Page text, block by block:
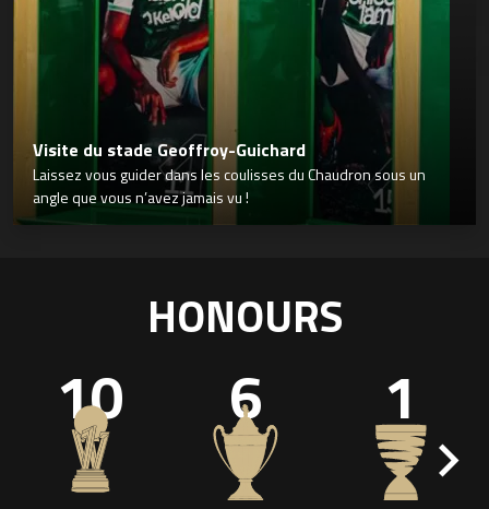
Visite du stade Geoffroy-Guichard
Laissez vous guider dans les coulisses du Chaudron sous un
angle que vous n’avez jamais vu !
HONOURS
10 6 1